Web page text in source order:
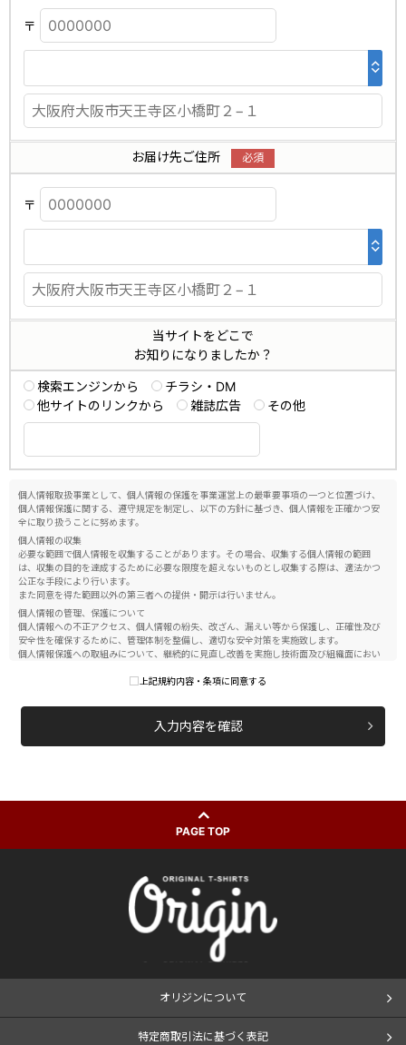
〒
お届け先ご住所
〒
当サイトをどこで
お知りになりましたか？
検索エンジンから
チラシ・DM
他サイトのリンクから
雑誌広告 その他
個人情報取扱事業として、個人情報の保護を事業運営上の最重要事項の一つと位置づけ、
個人情報保護に関する、遵守規定を制定し、以下の方針に基づき、個人情報を正確かつ安
全に取り扱うことに努めます。
個人情報の収集
必要な範囲で個人情報を収集することがあります。その場合、収集する個人情報の範囲
は、収集の目的を達成するために必要な限度を超えないものとし収集する際は、適法かつ
公正な手段により行います。
また同意を得た範囲以外の第三者への提供・開示は行いません。
個人情報の管理、保護について
個人情報への不正アクセス、個人情報の紛失、改ざん、漏えい等から保護し、正確性及び
安全性を確保するために、管理体制を整備し、適切な安全対策を実施致します。
個人情報保護への取組みについて、継続的に見直し改善を実施し技術面及び組織面におい
個人情報の開示および変更、削除等
の確認をご本人自らが希望される場合は、合理的な範囲で対応いたします。ご本人より、
自らに関する個人情報の変更、削除のお申し出があったときは、その調査を行い、変更、
を示し、個人情報の保護に努め個人情報の保護状態を社内で監査する体制を整備します。
個人情報保護関連法令及び規範を遵守します。
個人情報保護の遵守規定については、必要に応じて見直し、改善してまいります。
上記規約内容・条項に同意する
入力内容を確認
PAGE TOP
オリジンについて
特定商取引法に基づく表記